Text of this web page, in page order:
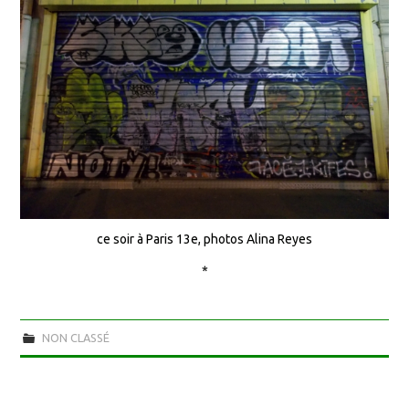
ce soir à Paris 13e, photos Alina Reyes
*
NON CLASSÉ